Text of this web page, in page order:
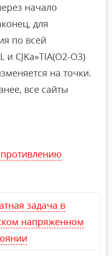
начало
для
по всей
и CJKa»TIA(O2-O3)
на точки.
все сайты
задача в
напряженном